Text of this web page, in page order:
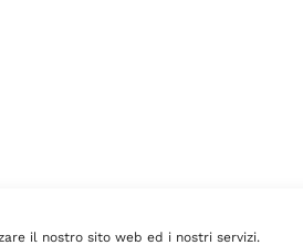
il nostro sito web ed i nostri servizi.